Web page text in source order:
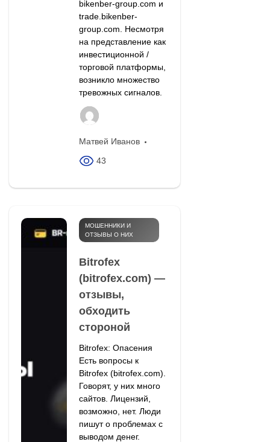
bikenber-group.com и
trade.bikenber-
group.com. Несмотря
на представление как
инвестиционной /
торговой платформы,
возникло множество
тревожных сигналов.
Матвей Иванов
43
МОШЕННИКИ И
ОТЗЫВЫ О НИХ
Bitrofex
(bitrofex.com) —
отзывы,
обходить
стороной
Bitrofex: Опасения
Есть вопросы к
Bitrofex (bitrofex.com).
Говорят, у них много
сайтов. Лицензий,
возможно, нет. Люди
пишут о проблемах с
выводом денег.